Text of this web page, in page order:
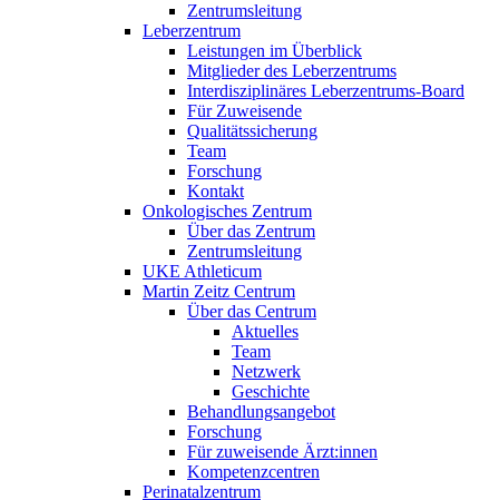
Zentrumsleitung
Leberzentrum
Leistungen im Überblick
Mitglieder des Leberzentrums
Interdisziplinäres Leberzentrums-Board
Für Zuweisende
Qualitätssicherung
Team
Forschung
Kontakt
Onkologisches Zentrum
Über das Zentrum
Zentrumsleitung
UKE Athleticum
Martin Zeitz Centrum
Über das Centrum
Aktuelles
Team
Netzwerk
Geschichte
Behandlungsangebot
Forschung
Für zuweisende Ärzt:innen
Kompetenzcentren
Perinatalzentrum